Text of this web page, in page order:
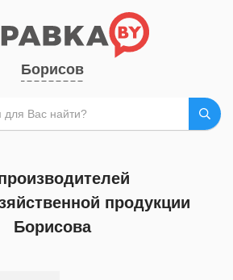
Борисов
продукции
Борисова